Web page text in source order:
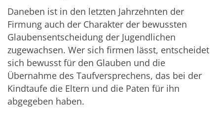
Daneben ist in den letzten Jahrzehnten der
Firmung auch der Charakter der bewussten
Glaubensentscheidung der Jugendlichen
zugewachsen. Wer sich firmen lässt, entscheidet
sich bewusst für den Glauben und die
Übernahme des Taufversprechens, das bei der
Kindtaufe die Eltern und die Paten für ihn
abgegeben haben.